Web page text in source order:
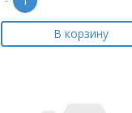
В корзину